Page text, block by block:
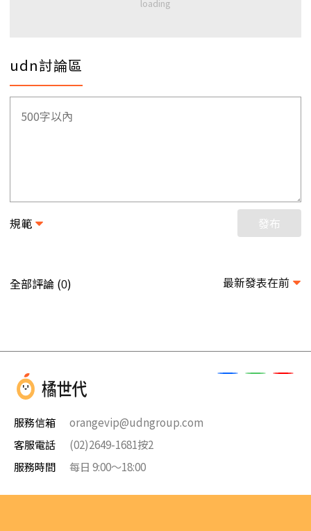
udn討論區
規範 發布
全部評論 (0) 最新發表在前
服務信箱
orangevip@udngroup.com
客服電話
(02)2649-1681按2
服務時間
每日 9:00～18:00